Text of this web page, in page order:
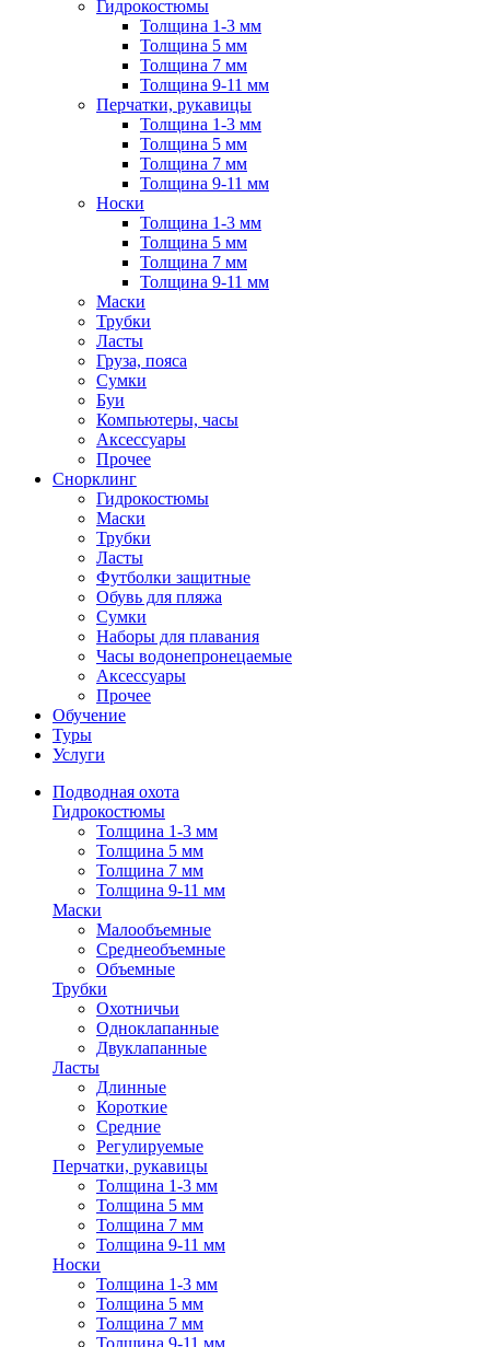
Гидрокостюмы
Толщина 1-3 мм
Толщина 5 мм
Толщина 7 мм
Толщина 9-11 мм
Перчатки, рукавицы
Толщина 1-3 мм
Толщина 5 мм
Толщина 7 мм
Толщина 9-11 мм
Носки
Толщина 1-3 мм
Толщина 5 мм
Толщина 7 мм
Толщина 9-11 мм
Маски
Трубки
Ласты
Груза, пояса
Сумки
Буи
Компьютеры, часы
Аксессуары
Прочее
Снорклинг
Гидрокостюмы
Маски
Трубки
Ласты
Футболки защитные
Обувь для пляжа
Сумки
Наборы для плавания
Часы водонепронецаемые
Аксессуары
Прочее
Обучение
Туры
Услуги
Подводная охота
Гидрокостюмы
Толщина 1-3 мм
Толщина 5 мм
Толщина 7 мм
Толщина 9-11 мм
Маски
Малообъемные
Среднеобъемные
Объемные
Трубки
Охотничьи
Одноклапанные
Двуклапанные
Ласты
Длинные
Короткие
Средние
Регулируемые
Перчатки, рукавицы
Толщина 1-3 мм
Толщина 5 мм
Толщина 7 мм
Толщина 9-11 мм
Носки
Толщина 1-3 мм
Толщина 5 мм
Толщина 7 мм
Толщина 9-11 мм